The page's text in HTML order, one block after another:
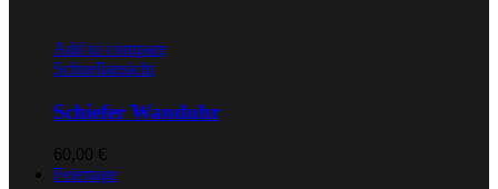
Add to compare
Schnellansicht
Schiefer Wanduhr
60,00 €
Feiertage